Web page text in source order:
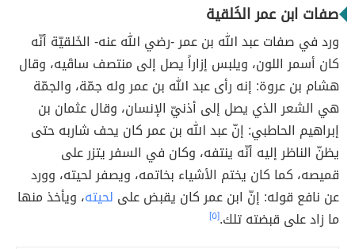
صفات ابن عمر الخَلقية
ورد في صفات عبد الله بن عمر -رضي الله عنه- الخَلقيّة أنّه
كان أسمر اللون، ويلبس إزاراً يصل إلى منتصف ساقَيه، وقال
هشام بن عروة: إنه رأى عبد الله بن عمر وله جمّة، والجمّة
هي الشعر الذي يصل إلى أذنيّ الإنسان، وقال عثمان بن
إبراهيم الحاطبي: إنّ عبد الله بن عمر كان يحف شاربه حتى
يظنّ الناظر إليه أنّه ينتفه، وكان في السفر يتزر على
قميصه، كما كان يختم الأشياء بخاتمه، ويصفر لحيته، وورد
عن نافع قوله: إنّ ابن عمر كان يقبض على لحيته، ويأخذ منها
ما زاد على قبضته تلك.[٥]